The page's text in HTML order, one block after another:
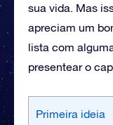
sua vida. Mas
apreciam um
lista com
presentear o
Primeira ideia